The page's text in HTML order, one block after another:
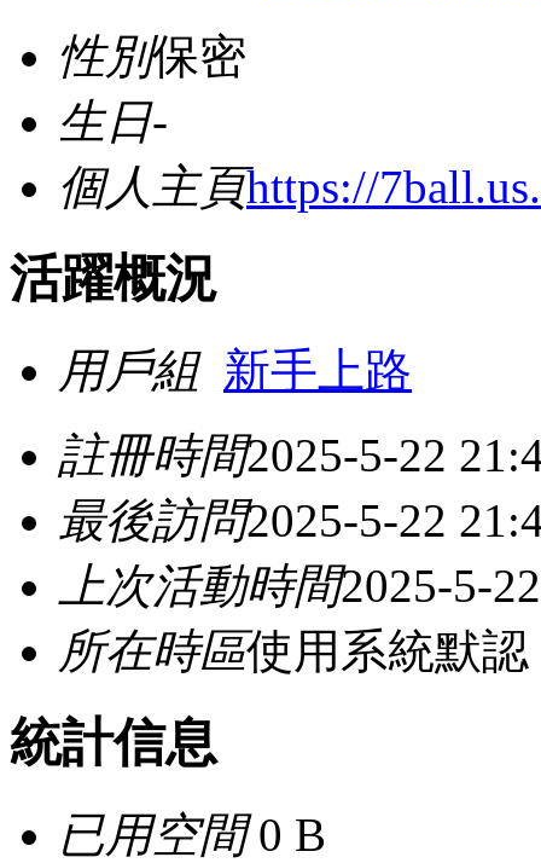
性別保密
生日-
個人主頁https://
活躍概況
用戶組 新手上路
註冊時間2025-5-22
最後訪問2025-5-22
上次活動時間2025-5-
所在時區使用系統默認
統計信息
已用空間0 B